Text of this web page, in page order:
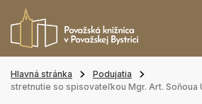
Hlavná stránka
Podujatia
stretnutie so spisovateľkou Mgr. Art. Soňoua